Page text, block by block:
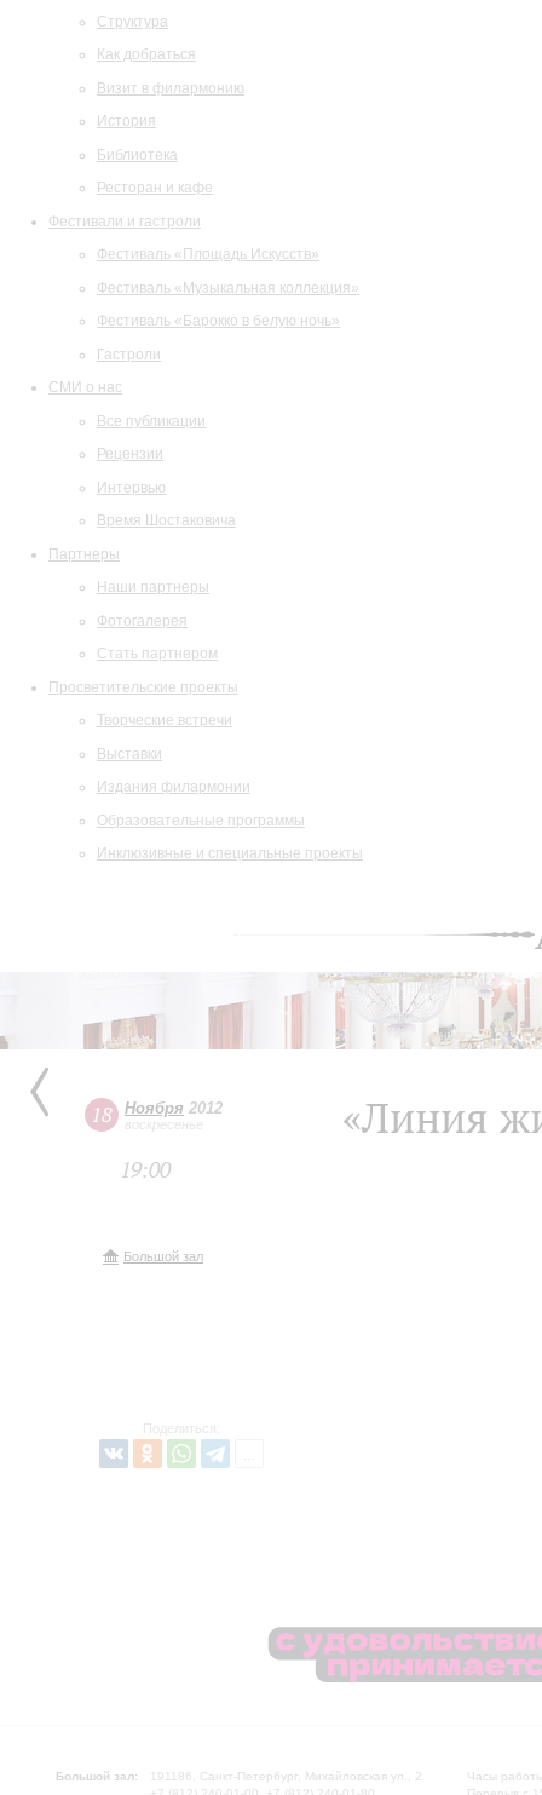
Структура
Как добраться
Визит в филармонию
История
Библиотека
Ресторан и кафе
Фестивали и гастроли
Фестиваль «Площадь Искусств»
Фестиваль «Музыкальная коллекция»
Фестиваль «Барокко в белую ночь»
Гастроли
СМИ о нас
Все публикации
Рецензии
Интервью
Время Шостаковича
Партнеры
Наши партнеры
Фотогалерея
Стать партнером
Просветительские проекты
Творческие встречи
Выставки
Издания филармонии
Образовательные программы
Инклюзивные и специальные проекты
18 Ноября 2012
воскресенье
19:00
Большой зал
Поделиться:
«Линия
Большой зал:
191186, Санкт-Петербург, Михайловская ул., 2
Часы